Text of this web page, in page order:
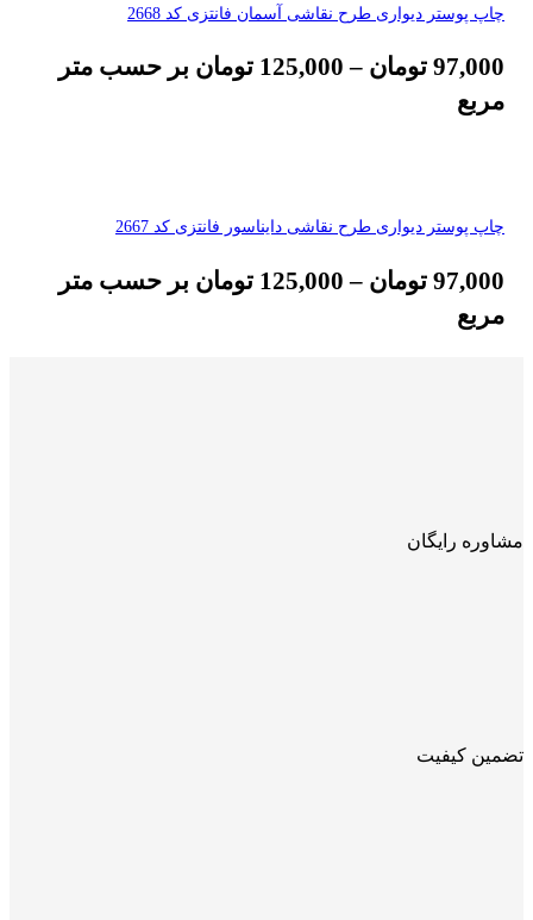
چاپ پوستر دیواری طرح نقاشی آسمان فانتزی کد 2668
97,000 تومان –
125,000 تومان بر حسب متر
مربع
چاپ پوستر دیواری طرح نقاشی دایناسور فانتزی کد 2667
97,000 تومان –
125,000 تومان بر حسب متر
مربع
مشاوره رایگان
تضمین کیفیت